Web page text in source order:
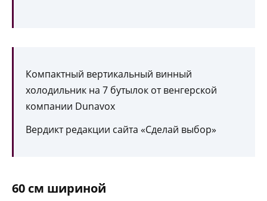
Компактный вертикальный винный
холодильник на 7 бутылок от венгерской
компании Dunavox
Вердикт редакции сайта «Сделай выбор»
60 см шириной